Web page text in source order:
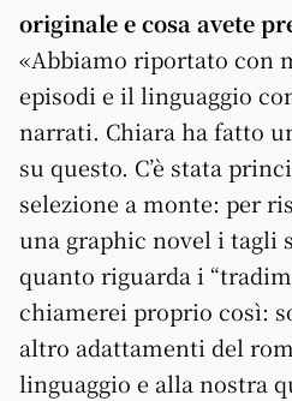
originale e cosa avete
«Abbiamo riportato con
episodi e il linguaggio
narrati. Chiara ha fatto
su questo. C’è stata
selezione a monte: per
una graphic novel i tagli
quanto riguarda i
chiamerei proprio così:
altro adattamenti del
linguaggio e alla nostra